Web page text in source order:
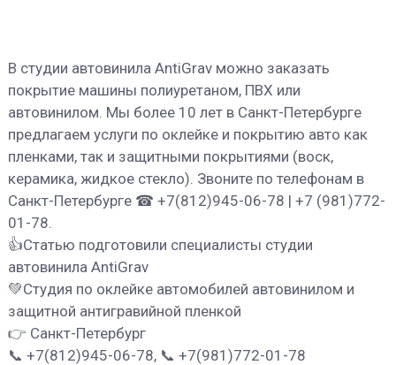
В студии автовинила AntiGrav можно заказать
покрытие машины полиуретаном, ПВХ или
автовинилом. Мы более 10 лет в Санкт-Петербурге
предлагаем услуги по оклейке и покрытию авто как
пленками, так и защитными покрытиями (воск,
керамика, жидкое стекло). Звоните по телефонам в
Санкт-Петербурге ☎ +7(812)945-06-78 | +7 (981)772-
01-78.
👍Статью подготовили специалисты студии
автовинила AntiGrav
💚Студия по оклейке автомобилей автовинилом и
защитной антигравийной пленкой
👉 Санкт-Петербург
📞 +7(812)945-06-78, 📞 +7(981)772-01-78